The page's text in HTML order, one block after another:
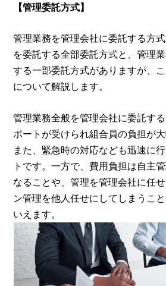
【管理委託方式】
管理業務を管理会社に委託する方
を委託する全部委託方式と、管理
する一部委託方式がありますが、
について解説します。
管理業務全般を管理会社に委託す
ポートが受けられ組合員の負担が
また、緊急時の対応なども迅速に
トです。一方で、費用負担は自主
なることや、管理を管理会社に任
ン管理を他人任せにしてしまうこ
いえます。